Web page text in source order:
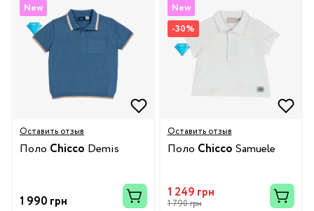
New
Оставить отзыв
Поло Chicco Demis
1 990 грн
New
-30%
Оставить отзыв
Поло Chicco Samuele
1 249 грн
1 790 грн